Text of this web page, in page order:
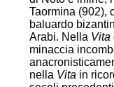
Taormina (902),
baluardo
Arabi. Nella Vita
minaccia
nella Vita in